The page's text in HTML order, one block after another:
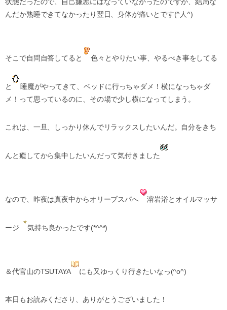
んだか熟睡できてなかったり翌日、身体が痛いとです(^人^)
そこで自問自答してると 色々とやりたい事、やるべき事をしてる
と
睡魔がやってきて、ベッドに行っちゃダメ！横になっちゃダ
メ！って思っているのに、その場で少し横になってしまう。
これは、一旦、しっかり休んでリラックスしたいんだ。自分をきち
んと癒してから集中したいんだって気付きました
なので、昨夜は真夜中からオリーブスパへ 溶岩浴とオイルマッサ
ージ 気持ち良かったです(*^^*)
＆代官山のTSUTAYA にも又ゆっくり行きたいなっ(^o^)
本日もお読みくださり、ありがとうございました！